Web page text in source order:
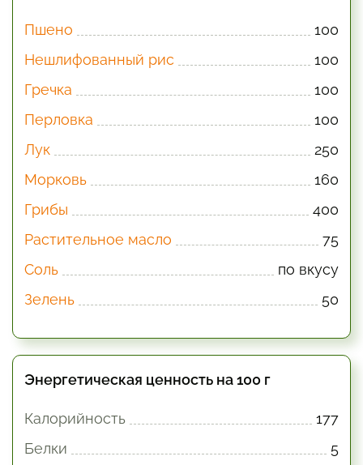
Пшено
100
Нешлифованный рис
100
Гречка
100
Перловка
100
Лук
250
Морковь
160
Грибы
400
Растительное масло
75
Соль
по вкусу
Зелень
50
Энергетическая ценность на 100 г
Калорийность
177
Белки
5